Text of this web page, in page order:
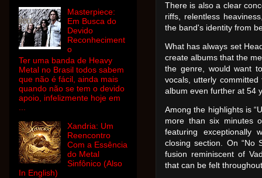
There is also a clear
riffs, relentless
the band's identity from
What has always set
create albums that the
the genre, would want
vocals, utterly
album even further at 54
Among the highlights is
more than six minutes
featuring exceptionally
closing section. On “No
fusion reminiscent of
that can be felt
Masterpiece:
Em Busca do
Devido
Reconheciment
o
Ter uma banda de Heavy
Metal no Brasil todos sabem
que não é fácil, ainda mais
quando não se tem o devido
apoio, infelizmente hoje em
Xandria: Um
Reencontro
Com a Essência
do Metal
Sinfônico (Also
In English)